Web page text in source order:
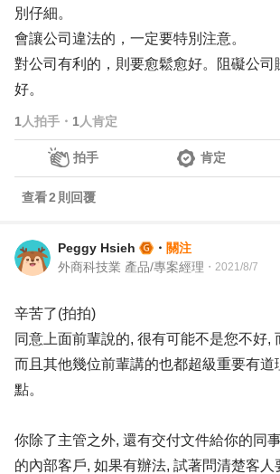
別仔細。
會讓公司違法的，一定要特別注意。
對公司有利的，則要愈鬆愈好。阻礙公司
好。
1 人拍手 ・ 1 人肯定
拍手 肯定
查看2 則回覆
Peggy Hsieh ・ 關注
外商科技業 產品/專案經理 ・ 2021/8/7
辛苦了(拍拍)
同意上面前輩說的, 很有可能不是您不好,
而且其他幾位前輩講的也都超級重要有道
點。
你除了主管之外, 還有交付文件給你的同
的內部客戶, 如果有辦法, 試著問清楚客人